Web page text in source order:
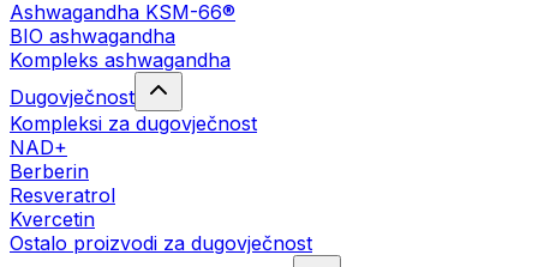
Ashwagandha KSM-66®
BIO ashwagandha
Kompleks ashwagandha
Dugovječnost
Kompleksi za dugovječnost
NAD+
Berberin
Resveratrol
Kvercetin
Ostalo proizvodi za dugovječnost